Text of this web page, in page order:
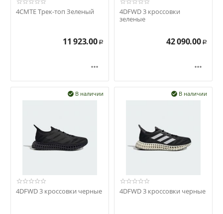
4CMTE Трек-топ Зеленый
11 923.00 Р

4DFWD 3 кроссовки
зеленые
42 090.00 Р

В наличии

4DFWD 3 кроссовки черные
В наличии

4DFWD 3 кроссовки черные